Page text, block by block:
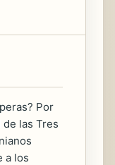
Por
las Tres
a los